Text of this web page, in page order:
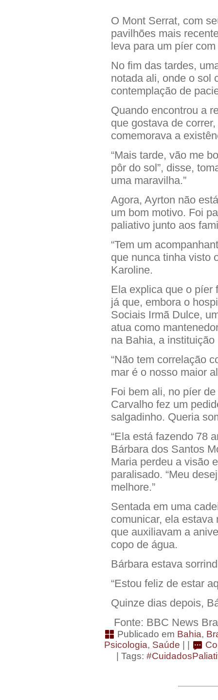
O Mont Serrat, com
pavilhões mais
leva para um píer
No fim das tardes,
notada ali, onde o sol
contemplação de
Quando encontrou a
que gostava de
comemorava a
“Mais tarde, vão me
pôr do sol”, disse,
uma maravilha.”
Agora, Ayrton não
um bom motivo. Foi
paliativo junto aos
“Tem um
que nunca tinha visto
Karoline.
Ela explica que o píer
já que, embora o
Sociais Irmã Dulce,
atua como
na Bahia, a instituição
“Não tem correlação
mar é o nosso maior
Foi bem ali, no píer
Carvalho fez um
salgadinho. Queria
“Ela está fazendo 78
Bárbara dos Santos
Maria perdeu a visão
paralisado. “Meu
melhore.”
Sentada em uma
comunicar, ela
que auxiliavam a
copo de água.
Bárbara estava
“Estou feliz de estar
Quinze dias depois,
Fonte: BBC News
Publicado em Bahia,
Psicologia, Saúde
| Tags: